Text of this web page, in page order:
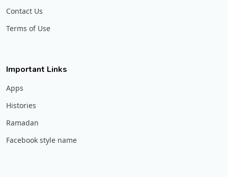
Contact Us
Terms of Use
Important Links
Apps
Histories
Ramadan
Facebook style name